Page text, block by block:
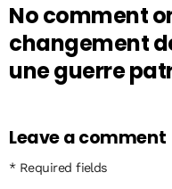
No comment
changement
une guerre
Leave a comment
* Required fields